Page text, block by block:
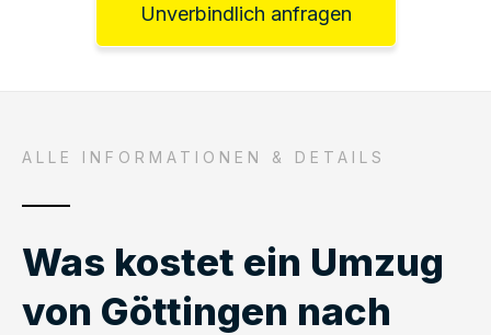
Unverbindlich anfragen
ALLE INFORMATIONEN & DETAILS
Was kostet ein Umzug
von Göttingen nach